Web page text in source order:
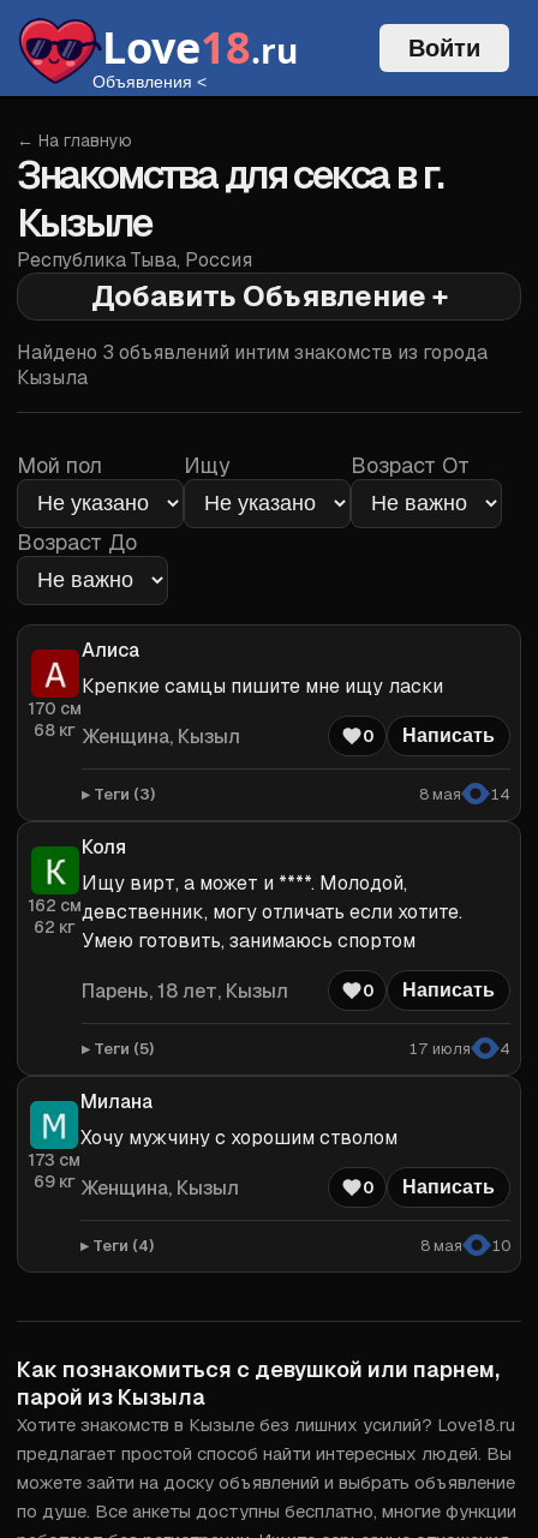
Love18.ru
Объявления <
Войти
Войти
← На главную
Знакомства для секса в г.
Кызыле
Республика Тыва, Россия
Добавить Объявление +
Найдено 3 объявлений интим знакомств из города
Кызыла
Мой пол Ищу Возраст От
Возраст До
170 см
68 кг
Алиса
Крепкие самцы пишите мне ищу ласки
Женщина, Кызыл 0 Написать
Теги (3) 8 мая 14
162 см
62 кг
Коля
Ищу вирт, а может и ****. Молодой,
девственник, могу отличать если хотите.
Умею готовить, занимаюсь спортом
Парень, 18 лет, Кызыл 0 Написать
Теги (5) 17 июля 4
173 см
69кг
Милана
Хочу мужчину с хорошим стволом
Женщина, Кызыл 0 Написать
Теги (4) 8 мая 10
Как познакомиться с девушкой или парнем,
парой из Кызыла
Хотите знакомств в Кызыле без лишних усилий? Love18.ru
предлагает простой способ найти интересных людей. Вы
можете зайти на доску объявлений и выбрать объявление
по душе. Все анкеты доступны бесплатно, многие функции